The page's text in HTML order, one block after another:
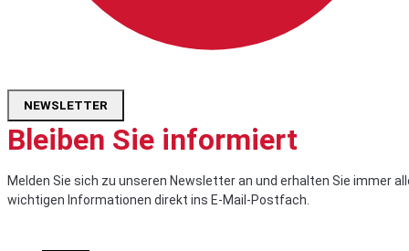
NEWSLETTER
Bleiben Sie informiert
Melden Sie sich zu unseren Newsletter an und erhalten Sie immer
wichtigen Informationen direkt ins E-Mail-Postfach.